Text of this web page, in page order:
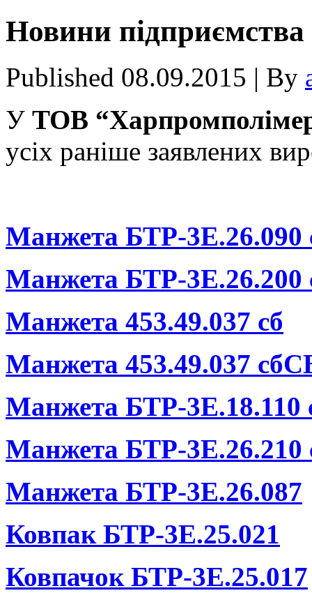
Новини пiдприємства
Published 08.09.2015 | By
У ТОВ
усіх раніше заявлених
Манжета БТР-3Е.26.090
Манжета БТР-3Е.26.200
Манжета 453.49.037 сб
Манжета 453.49.037
Манжета БТР-3Е.18.110
Манжета БТР-3Е.26.210
Манжета БТР-3Е.26.087
Ковпак БТР-3Е.25.021
Ковпачок БТР-3Е.25.017